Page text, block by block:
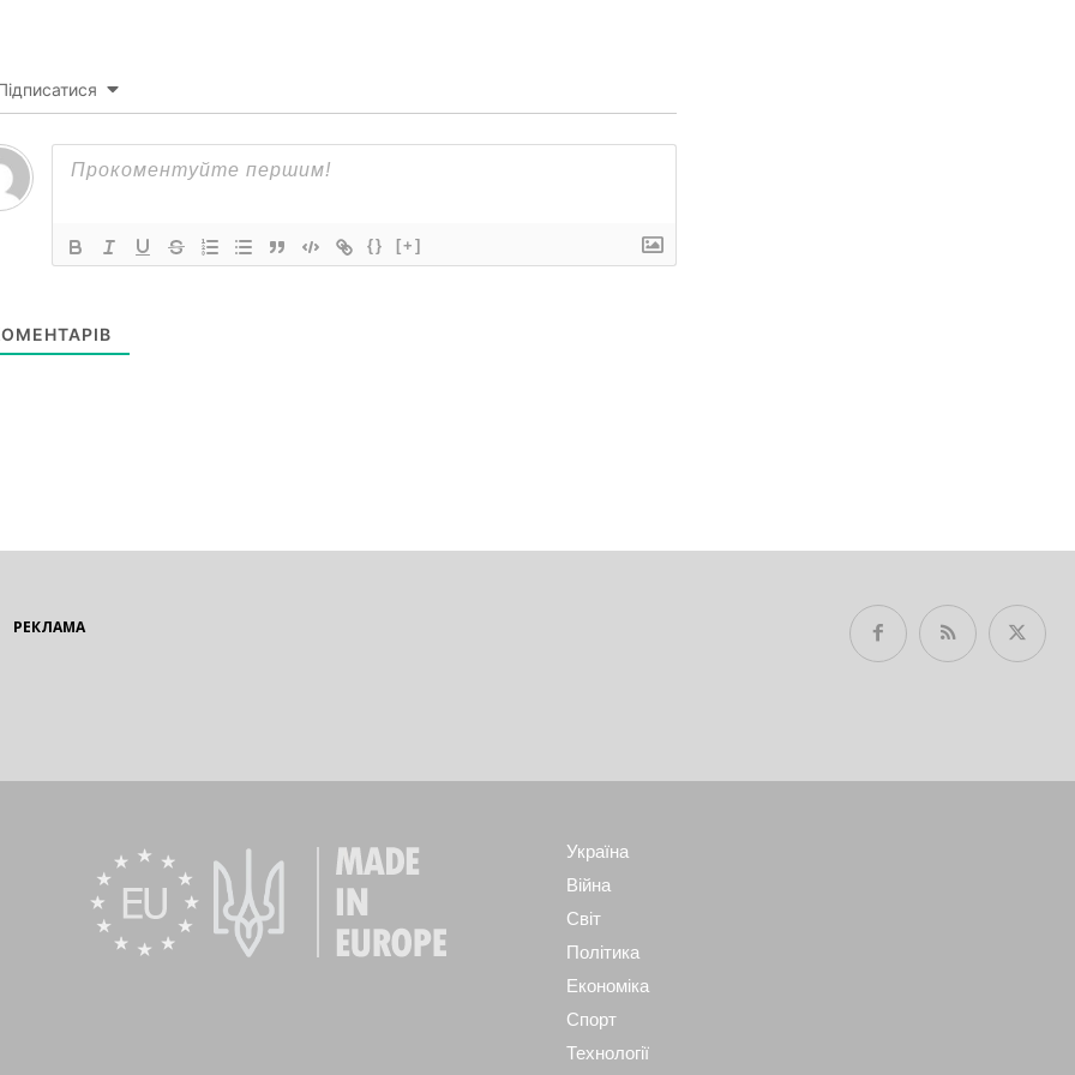
{} [+]
РЕКЛАМА
Україна
Війна
Світ
Політика
Економіка
Спорт
Технології